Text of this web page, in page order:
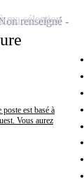
est basé à
Vous aurez
renseigné
ma sélection